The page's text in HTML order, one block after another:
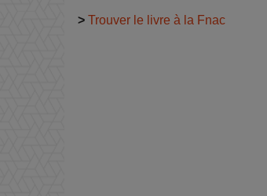
> Trouver le livre à la Fnac